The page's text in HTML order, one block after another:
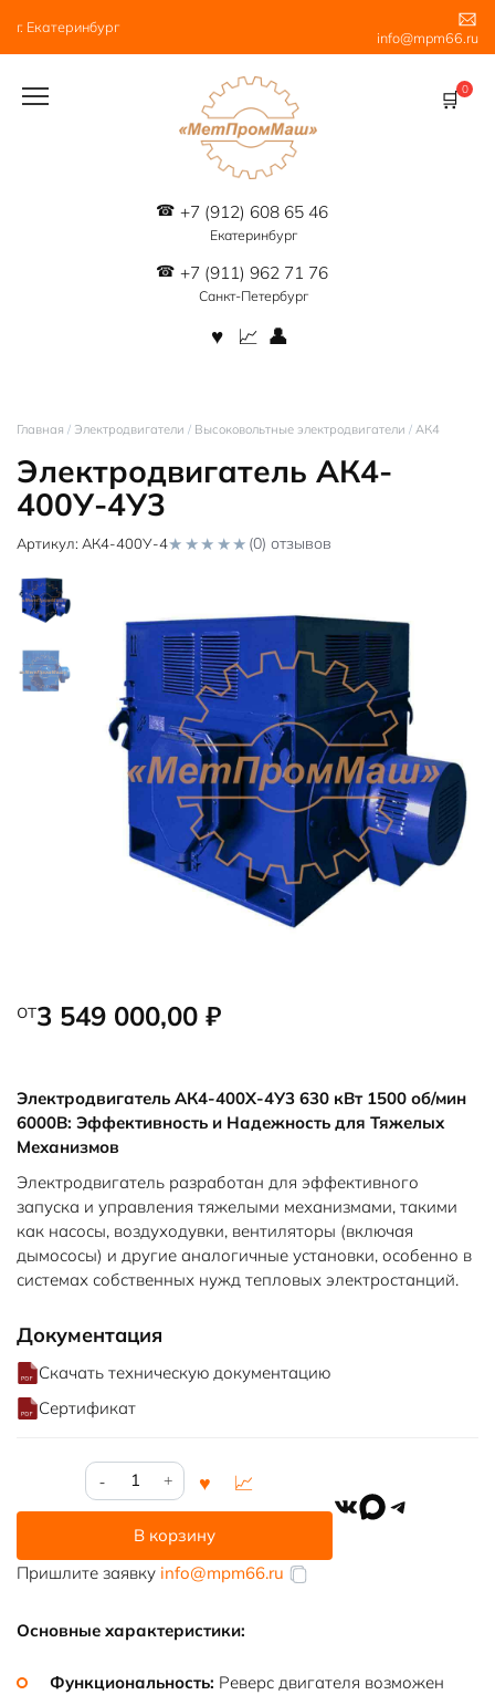
содержанию
г. Екатеринбург
info@mpm66.ru
+7 (912) 608 65 46
Екатеринбург
+7 (911) 962 71 76
Санкт-Петербург
0
Главная / Электродвигатели / Высоковольтные электродвигатели / АК4
Электродвигатель АК4-
400У-4У3
Артикул: АК4-400У-4
t
o
f
5
(0) отзывов
от3 549 000,00 ₽
Электродвигатель АК4-400Х-4У3 630 кВт 1500 об/мин
6000В: Эффективность и Надежность для Тяжелых
Механизмов
Электродвигатель разработан для эффективного
запуска и управления тяжелыми механизмами, такими
как насосы, воздуходувки, вентиляторы (включая
дымососы) и другие аналогичные установки, особенно в
системах собственных нужд тепловых электростанций.
Документация
Скачать техническую документацию
Сертификат
Количество
товара
400У-4У3В корзину
VKMAXTelegram
Пришлите заявку info@mpm66.ru
Основные характеристики:
Функциональность: Реверс двигателя возможен